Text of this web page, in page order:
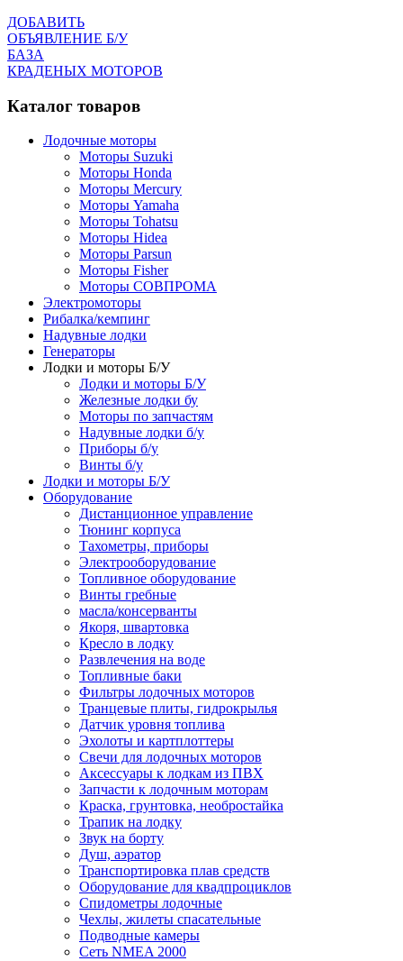
ДОБАВИТЬ
ОБЪЯВЛЕНИЕ Б/У
БАЗА
КРАДЕНЫХ МОТОРОВ
Каталог товаров
Лодочные моторы
Моторы Suzuki
Моторы Honda
Моторы Mercury
Моторы Yamaha
Моторы Tohatsu
Моторы Hidea
Моторы Parsun
Моторы Fisher
Моторы СОВПРОМА
Электромоторы
Рибалка/кемпинг
Надувные лодки
Генераторы
Лодки и моторы Б/У
Лодки и моторы Б/У
Железные лодки бу
Моторы по запчастям
Надувные лодки б/у
Приборы б/у
Винты б/у
Лодки и моторы Б/У
Оборудование
Дистанционное управление
Тюнинг корпуса
Тахометры, приборы
Электрооборудование
Топливное оборудование
Винты гребные
масла/консерванты
Якоря, швартовка
Кресло в лодку
Развлечения на воде
Топливные баки
Фильтры лодочных моторов
Транцевые плиты, гидрокрылья
Датчик уровня топлива
Эхолоты и картплоттеры
Cвечи для лодочных моторов
Аксессуары к лодкам из ПВХ
Запчасти к лодочным моторам
Краска, грунтовка, необростайка
Трапик на лодку
Звук на борту
Душ, аэратор
Транспортировка плав средств
Оборудование для квадпроциклов
Спидометры лодочные
Чехлы, жилеты спасательные
Подводные камеры
Сеть NMEA 2000